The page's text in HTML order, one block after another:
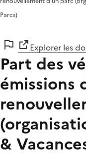
Parcs)
Explorer les
Part des
émissions
&